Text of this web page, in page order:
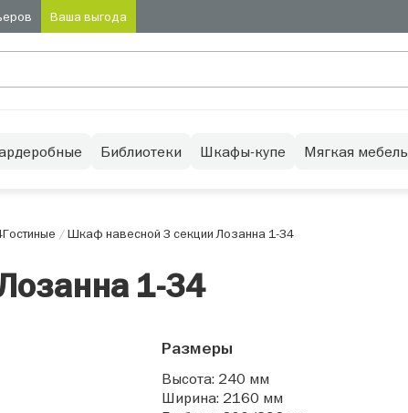
Ваша выгода
Библиотеки Шкафы-купе Мягкая мебель
Гостиные /Шкаф навесной 3 секции Лозанна 1-34
1-34
Размеры
Высота: 240 мм
Ширина: 2160 мм